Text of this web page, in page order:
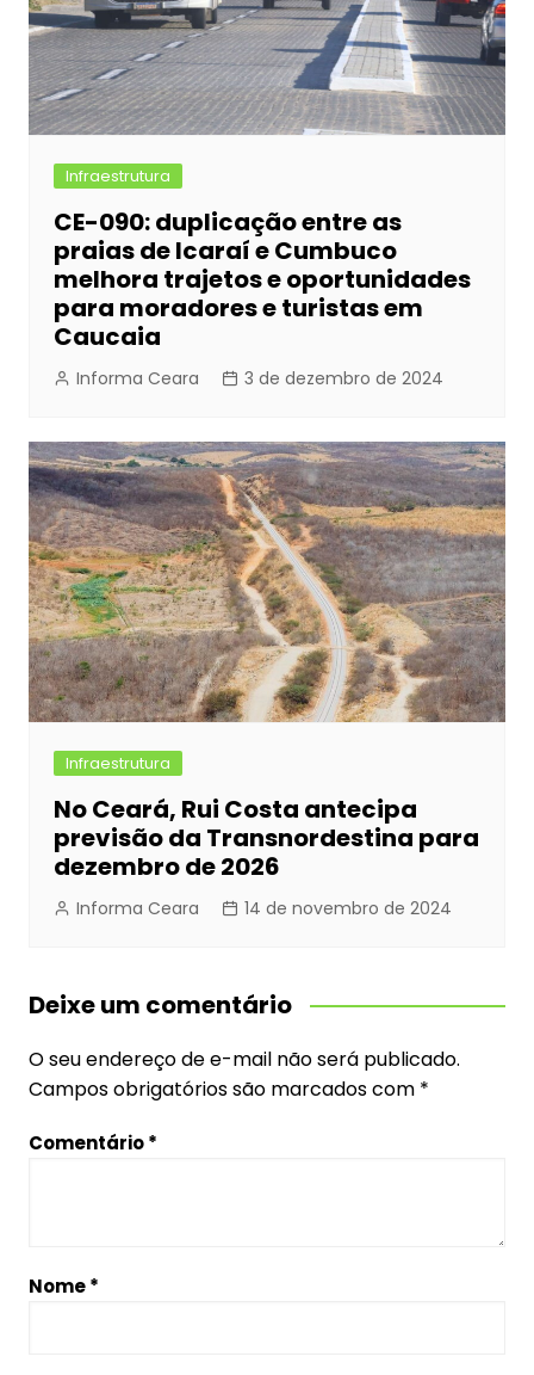
Infraestrutura
CE-090: duplicação entre as
praias de Icaraí e Cumbuco
melhora trajetos e oportunidades
para moradores e turistas em
Caucaia
Informa Ceara 3 de dezembro de 2024
Infraestrutura
No Ceará, Rui Costa antecipa
previsão da Transnordestina para
dezembro de 2026
Informa Ceara 14 de novembro de 2024
Deixe um comentário
O seu endereço de e-mail não será publicado.
Campos obrigatórios são marcados com *
Comentário*
Nome*